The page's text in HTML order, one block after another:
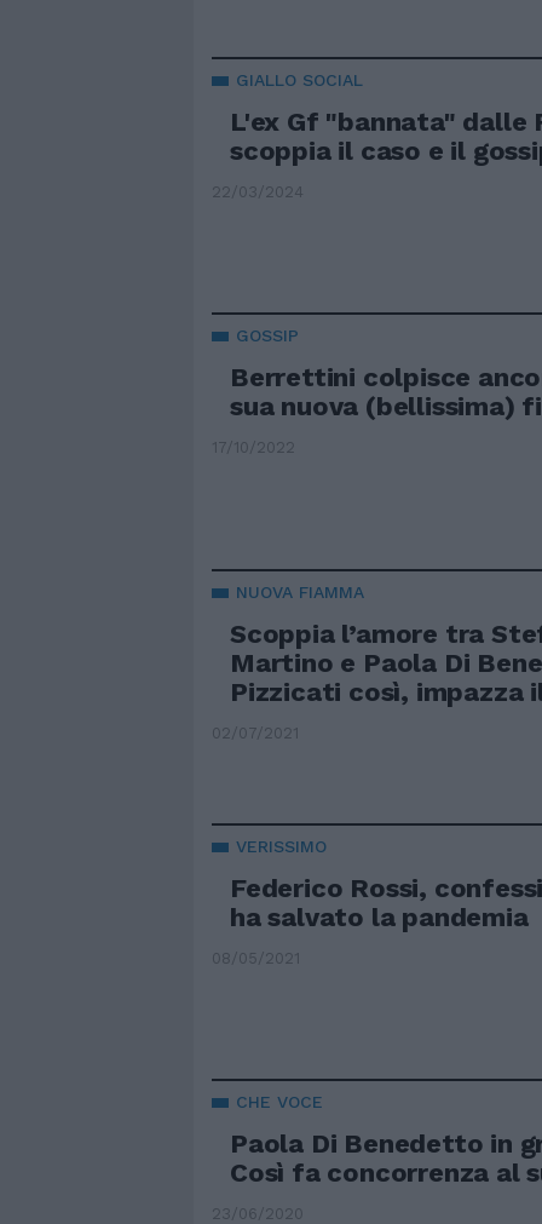
GIALLO SOCIAL
L'ex Gf "bannata" dalle
scoppia il caso e il
22/03/2024
GOSSIP
Berrettini colpisce
sua nuova (bellissima)
17/10/2022
NUOVA FIAMMA
Scoppia l’amore tra
Martino e Paola Di
Pizzicati così, impazza
02/07/2021
VERISSIMO
Federico Rossi,
ha salvato la pandemia
08/05/2021
CHE VOCE
Paola Di Benedetto in
Così fa concorrenza al
23/06/2020